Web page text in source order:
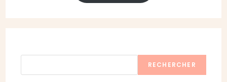
RECHERCHER